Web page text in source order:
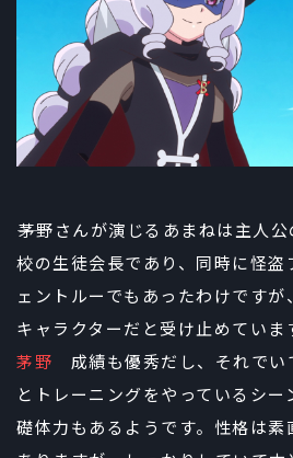
――茅野さんが演じるあまねは主人
校の生徒会長であり、同時に怪盗
ェントルーでもあったわけです
キャラクターだと受け止めていま
茅野 成績も優秀だし、それでい
とトレーニングをやっているシ
礎体力もあるようです。性格は素